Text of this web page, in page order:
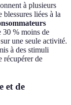
à plusieurs
liées à la
30 % moins de
une seule activité.
à des stimuli
récupérer de
et de